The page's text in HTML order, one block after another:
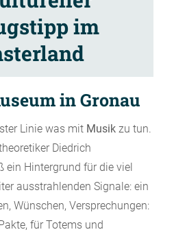
im
in Gronau
Linie was mit Musik zu tun.
Diedrich
ein Hintergrund für die viel
ausstrahlenden Signale: ein
Wünschen, Versprechungen:
für Totems und